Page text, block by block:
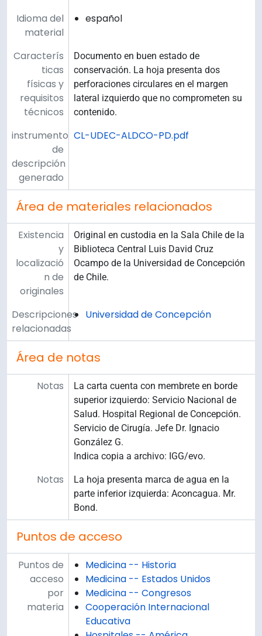
Idioma del
material
español
Caracterís
ticas
físicas y
requisitos
técnicos
Documento en buen estado de
conservación. La hoja presenta dos
perforaciones circulares en el margen
lateral izquierdo que no comprometen su
contenido.
instrumento
de
descripción
generado
CL-UDEC-ALDCO-PD.pdf
Área de materiales relacionados
Existencia
y
localizació
n de
originales
Original en custodia en la Sala Chile de la
Biblioteca Central Luis David Cruz
Ocampo de la Universidad de Concepción
de Chile.
Descripciones
relacionadas
Universidad de Concepción
Área de notas
Notas
La carta cuenta con membrete en borde
superior izquierdo: Servicio Nacional de
Salud. Hospital Regional de Concepción.
Servicio de Cirugía. Jefe Dr. Ignacio
González G.
Indica copia a archivo: IGG/evo.
Notas
La hoja presenta marca de agua en la
parte inferior izquierda: Aconcagua. Mr.
Bond.
Puntos de acceso
Puntos de
acceso
por
materia
Medicina -- Historia
Medicina -- Estados Unidos
Medicina -- Congresos
Cooperación Internacional
Educativa